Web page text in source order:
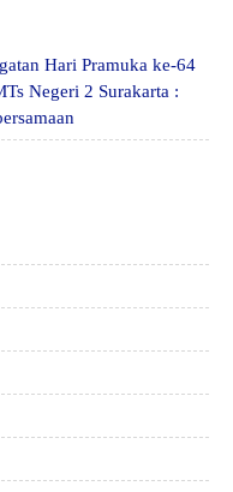
Hari Pramuka ke-64
Negeri 2 Surakarta :